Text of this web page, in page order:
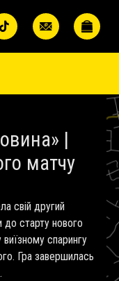
|
матчу
свій другий
до старту нового
спарингу
Гра завершилась